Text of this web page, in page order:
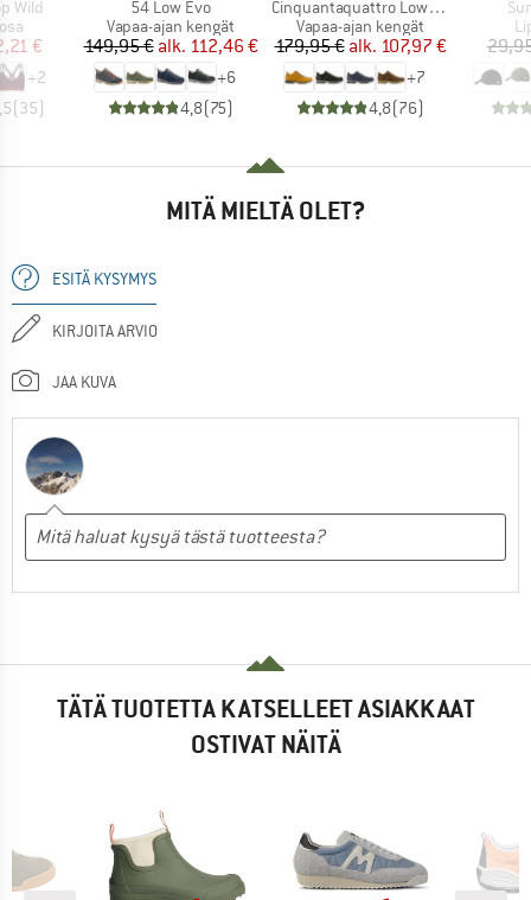
Wild
hinta
€
+2
(35)
Tuote
54 Low Evo
Tuoteryhmä
Vapaa-ajan kengät
Hinta
149,95 € Alennettu hinta
alk. 112,46 €
+6
4,8(75)
Tuote
Cinquantaquattro Low Full Grain Leather Evo GTX
Tuoteryhmä
Vapaa-ajan kengät
Hinta
179,95 € Alennettu hinta
alk. 107,97 €
+7
4,8(76)
MITÄ MIELTÄ OLET?
ESITÄ KYSYMYS
KIRJOITA ARVIO
JAA KUVA
TÄTÄ TUOTETTA KATSELLEET ASIAKKAAT
OSTIVAT NÄITÄ